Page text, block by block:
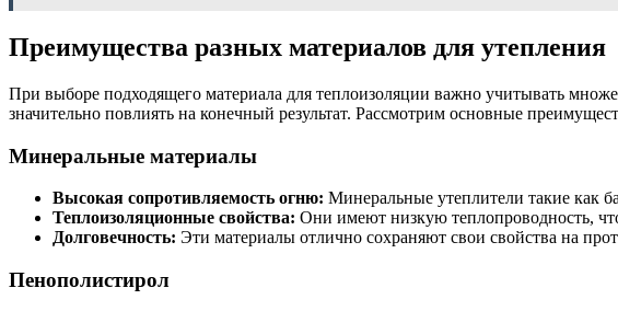
Преимущества разных материалов для утепления
При выборе подходящего материала для теплоизоляции важно учитывать
значительно повлиять на конечный результат. Рассмотрим основные
Минеральные материалы
Высокая сопротивляемость огню: Минеральные утеплители такие как
Теплоизоляционные свойства: Они имеют низкую теплопроводность,
Долговечность: Эти материалы отлично сохраняют свои свойства на
Пенополистирол